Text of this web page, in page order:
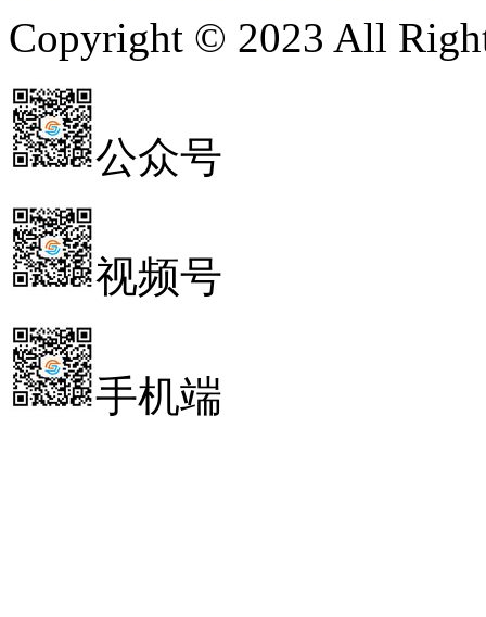
Copyright © 2023 All
公众号
视频号
手机端